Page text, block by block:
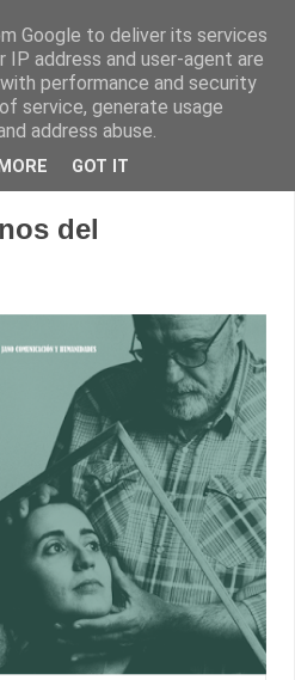
del
Google to deliver its services
IP address and user-agent are
performance and security
service, generate usage
address abuse.
GOT IT